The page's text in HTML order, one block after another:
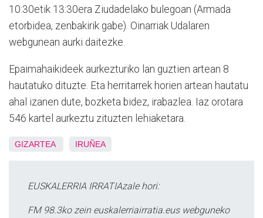
10:30etik 13:30era Ziudadelako bulegoan (Armada
etorbidea, zenbakirik gabe). Oinarriak Udalaren
webgunean aurki daitezke.
Epaimahaikideek aurkezturiko lan guztien artean 8
hautatuko dituzte. Eta herritarrek horien artean hautatu
ahal izanen dute, bozketa bidez, irabazlea. Iaz orotara
546 kartel aurkeztu zituzten lehiaketara.
GIZARTEA IRUÑEA
EUSKALERRIA IRRATIAzale hori:
FM 98.3ko zein euskalerriairratia.eus webguneko